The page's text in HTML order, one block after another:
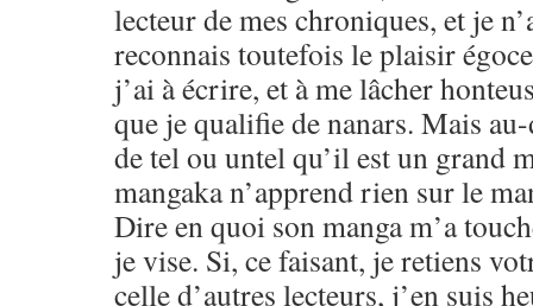
lecteur de mes chroniques, et je
reconnais toutefois le plaisir
j’ai à écrire, et à me lâcher
que je qualifie de nanars. Mais
de tel ou untel qu’il est un grand
mangaka n’apprend rien sur le
Dire en quoi son manga m’a
je vise. Si, ce faisant, je retiens
celle d’autres lecteurs, j’en suis